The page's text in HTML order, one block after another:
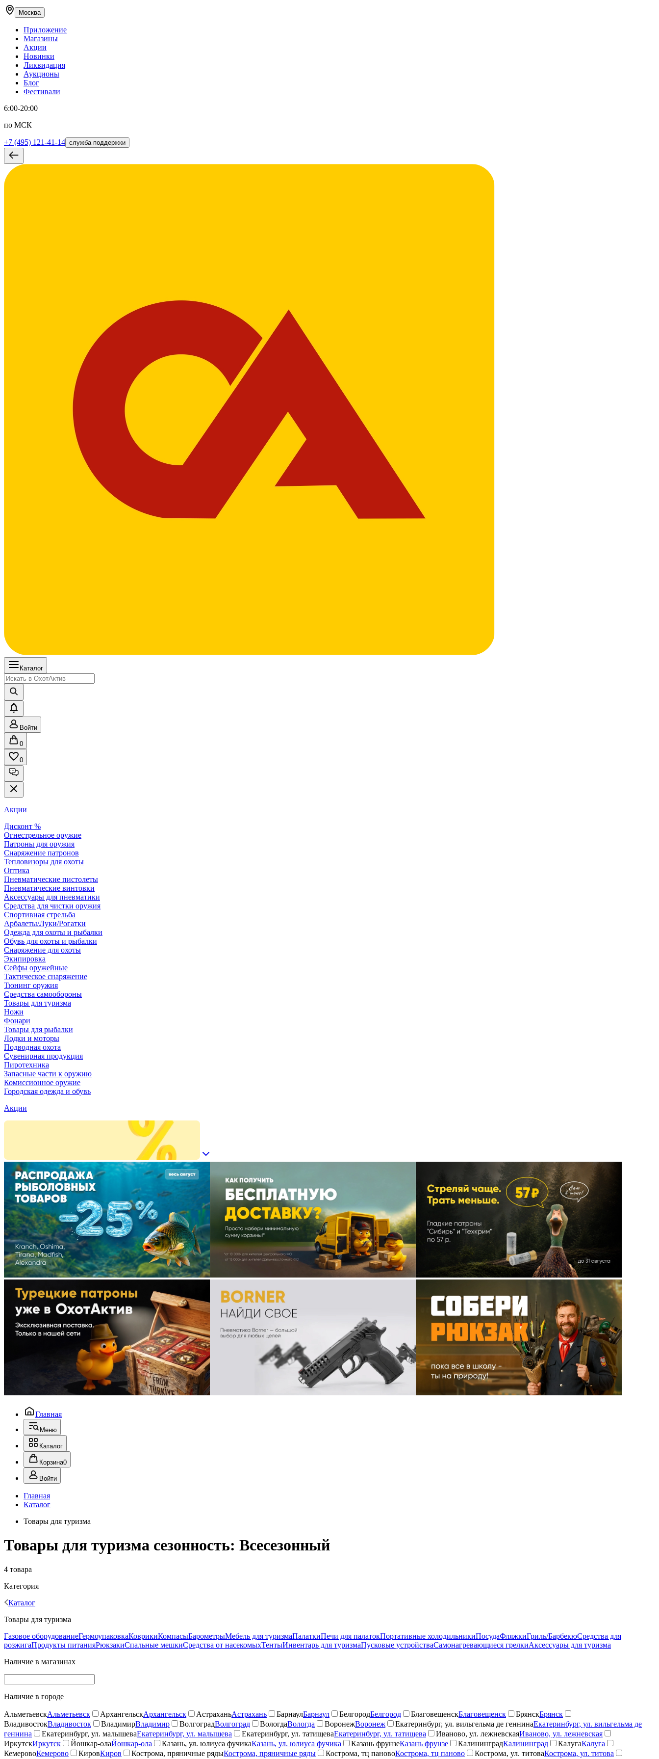
Москва
Приложение
Магазины
Акции
Новинки
Ликвидация
Аукционы
Блог
Фестивали
6:00-20:00
по МСК
+7 (495) 121-41-14 служба поддержки
Каталог
Войти
0
0
Акции
Дисконт %
Огнестрельное оружие
Патроны для оружия
Снаряжение патронов
Тепловизоры для охоты
Оптика
Пневматические пистолеты
Пневматические винтовки
Аксессуары для пневматики
Средства для чистки оружия
Спортивная стрельба
Арбалеты/Луки/Рогатки
Одежда для охоты и рыбалки
Обувь для охоты и рыбалки
Снаряжение для охоты
Экипировка
Сейфы оружейные
Тактическое снаряжение
Тюнинг оружия
Средства самообороны
Товары для туризма
Ножи
Фонари
Товары для рыбалки
Лодки и моторы
Подводная охота
Сувенирная продукция
Пиротехника
Запасные части к оружию
Комиссионное оружие
Городская одежда и обувь
Акции
Главная
Меню
Каталог
Корзина0
Войти
Главная
Каталог
Товары для туризма
Товары для туризма сезонность: Всесезонный
4 товара
Категория
Каталог
Товары для туризма
Газовое оборудованиеГермоупаковкаКоврикиКомпасыБарометрыМебель для туризмаПалаткиПечи для палатокПортативные холодильникиПосудаФляжкиГриль/БарбекюСредства для
розжигаПродукты питанияРюкзакиСпальные мешкиСредства от насекомыхТентыИнвентарь для туризмаПусковые устройстваСамонагревающиеся грелкиАксессуары для туризма
Наличие в магазинах
Наличие в городе
АльметьевскАльметьевск АрхангельскАрхангельск АстраханьАстрахань БарнаулБарнаул БелгородБелгород БлаговещенскБлаговещенск БрянскБрянск
ВладивостокВладивосток ВладимирВладимир ВолгоградВолгоград ВологдаВологда ВоронежВоронеж Екатеринбург, ул. вильгельма де геннинаЕкатеринбург, ул. вильгельма де
геннина
Екатеринбург, ул. малышеваЕкатеринбург, ул. малышева Екатеринбург, ул. татищеваЕкатеринбург, ул. татищева Иваново, ул. лежневскаяИваново, ул. лежневская
ИркутскИркутск Йошкар-олаЙошкар-ола Казань, ул. юлиуса фучикаКазань, ул. юлиуса фучика Казань фрунзеКазань фрунзе КалининградКалининград КалугаКалуга
КемеровоКемерово КировКиров Кострома, пряничные рядыКострома, пряничные ряды Кострома, тц пановоКострома, тц паново Кострома, ул. титоваКострома, ул. титова